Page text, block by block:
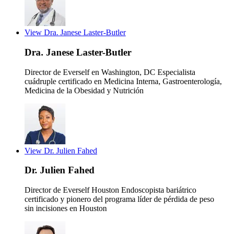
View Dra. Janese Laster-Butler
Dra. Janese Laster-Butler
Director de Everself en Washington, DC Especialista
cuádruple certificado en Medicina Interna, Gastroenterología,
Medicina de la Obesidad y Nutrición
View Dr. Julien Fahed
Dr. Julien Fahed
Director de Everself Houston Endoscopista bariátrico
certificado y pionero del programa líder de pérdida de peso
sin incisiones en Houston